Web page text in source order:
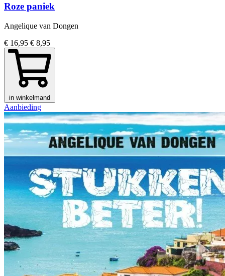
Roze paniek
Angelique van Dongen
€ 16,95 € 8,95
in winkelmand
Aanbieding